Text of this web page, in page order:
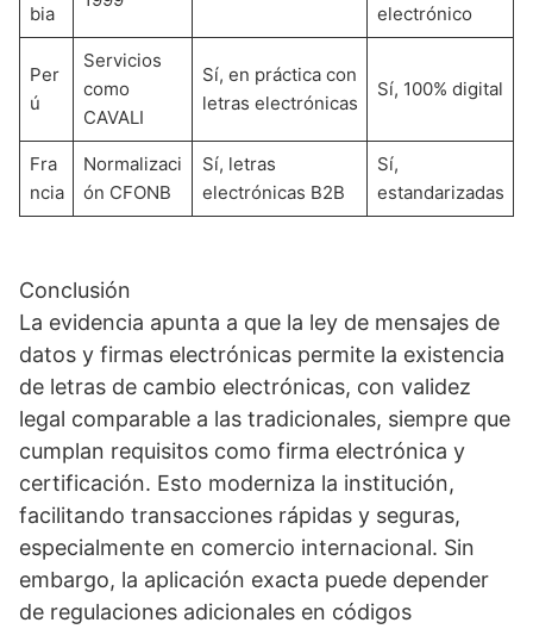
bia electrónico
Per
ú
Servicios
como
CAVALI
Sí, en práctica con
letras electrónicas
Sí, 100% digital
Fra
ncia
Normalizaci
ón CFONB
Sí, letras
electrónicas B2B
Sí,
estandarizadas
Conclusión
La evidencia apunta a que la ley de mensajes de
datos y firmas electrónicas permite la existencia
de letras de cambio electrónicas, con validez
legal comparable a las tradicionales, siempre que
cumplan requisitos como firma electrónica y
certificación. Esto moderniza la institución,
facilitando transacciones rápidas y seguras,
especialmente en comercio internacional. Sin
embargo, la aplicación exacta puede depender
de regulaciones adicionales en códigos